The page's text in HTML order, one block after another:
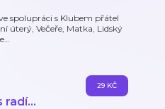
spolupráci s Klubem přátel
úterý, Večeře, Matka, Lidský
…
radí...
29 KČ